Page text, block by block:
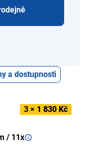
a dostupnosti
3 × 1 830 Kč
/ 11x